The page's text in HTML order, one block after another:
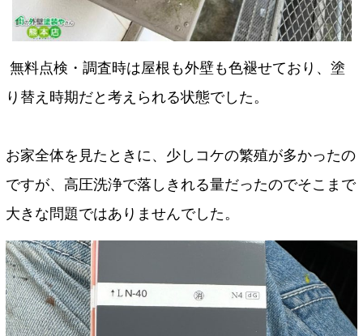
無料点検・調査時は屋根も外壁も色褪せており、塗
り替え時期だと考えられる状態でした。
お家全体を見たときに、少しコケの繁殖が多かったの
ですが、高圧洗浄で落しきれる量だったのでそこまで
大きな問題ではありませんでした。